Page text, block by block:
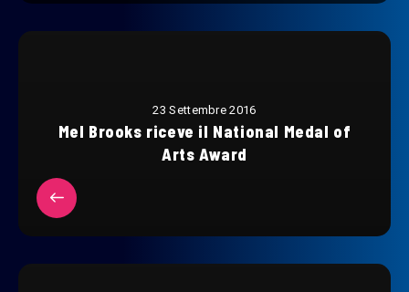
23 Settembre 2016
Mel Brooks riceve il National Medal of
Arts Award